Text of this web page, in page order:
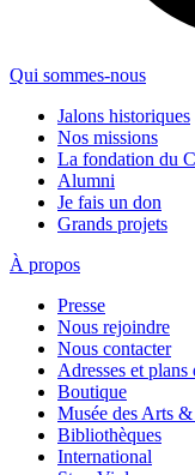
Qui sommes-nous
Jalons historiques
Nos missions
La fondation du
Alumni
Je fais un don
Grands projets
À propos
Presse
Nous rejoindre
Nous contacter
Adresses et plans
Boutique
Musée des Arts
Bibliothèques
International